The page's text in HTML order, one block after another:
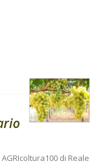
di Reale